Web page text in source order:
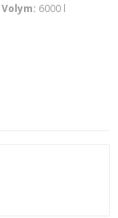
Volym: 6000 l